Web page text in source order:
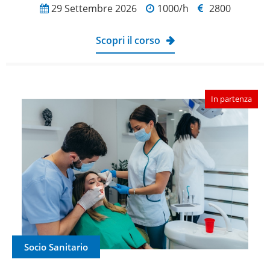
29 Settembre 2026 1000/h 2800
Scopri il corso
In partenza
Socio Sanitario